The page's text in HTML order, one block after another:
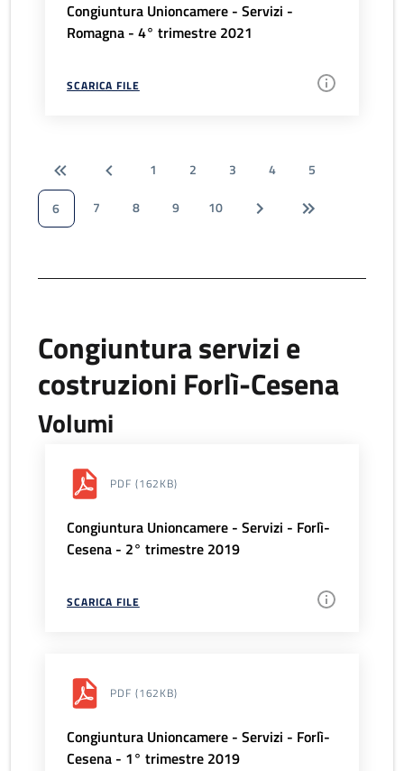
Congiuntura Unioncamere - Servizi -
Romagna - 4° trimestre 2021
SCARICA FILE
1 2 3 4
5
6
7 8 9 10
Congiuntura servizi e
costruzioni Forlì-Cesena
Volumi
PDF (162KB)
Congiuntura Unioncamere - Servizi - Forlì-
Cesena - 2° trimestre 2019
SCARICA FILE
PDF (162KB)
Congiuntura Unioncamere - Servizi - Forlì-
Cesena - 1° trimestre 2019